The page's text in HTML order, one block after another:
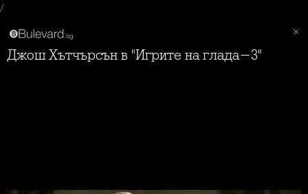
/
Джош Хътчърсън в "Игрите на глада-3"